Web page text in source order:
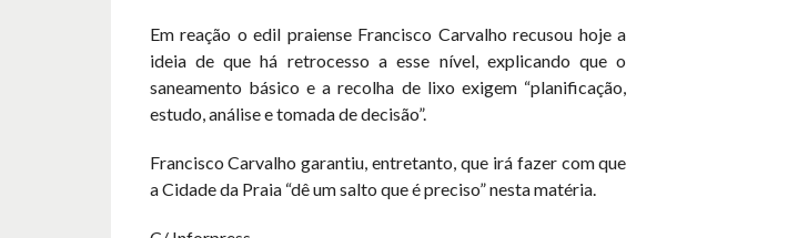
Em reação o edil praiense Francisco Carvalho recusou hoje a
ideia de que há retrocesso a esse nível, explicando que o
saneamento básico e a recolha de lixo exigem “planificação,
estudo, análise e tomada de decisão”.
Francisco Carvalho garantiu, entretanto, que irá fazer com que
a Cidade da Praia “dê um salto que é preciso” nesta matéria.